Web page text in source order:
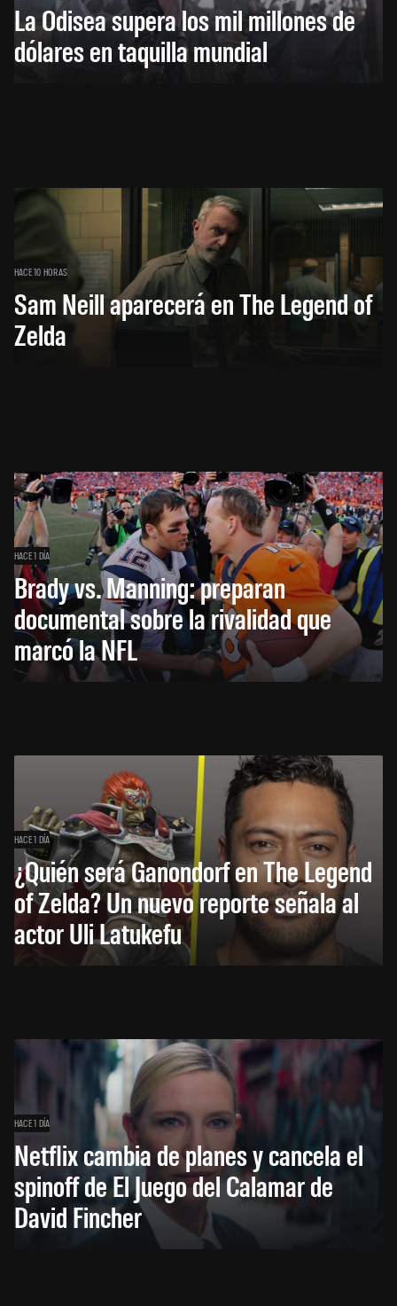
La Odisea supera los mil millones de
dólares en taquilla mundial
HACE 10 HORAS
Sam Neill aparecerá en The Legend of
Zelda
HACE 1 DÍA
Brady vs. Manning: preparan
documental sobre la rivalidad que
marcó la NFL
HACE 1 DÍA
¿Quién será Ganondorf en The Legend
of Zelda? Un nuevo reporte señala al
actor Uli Latukefu
HACE 1 DÍA
Netflix cambia de planes y cancela el
spinoff de El Juego del Calamar de
David Fincher